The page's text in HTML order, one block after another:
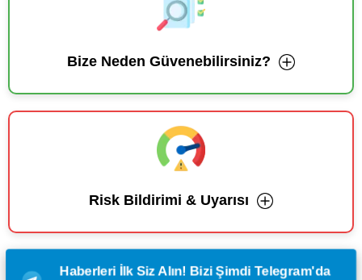
Bize Neden Güvenebilirsiniz?
Risk Bildirimi & Uyarısı
Haberleri İlk Siz Alın! Bizi Şimdi Telegram'da